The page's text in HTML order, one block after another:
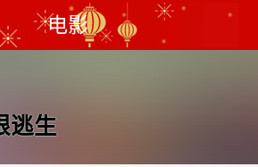
电影
逃生